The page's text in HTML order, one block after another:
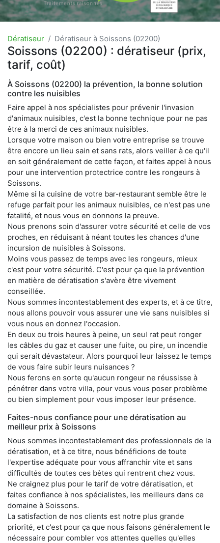
Dératiseur Dératiseur à Soissons (02200)
Soissons (02200) : dératiseur (prix,
tarif, coût)
À Soissons (02200) la prévention, la bonne solution
contre les nuisibles
Faire appel à nos spécialistes pour prévenir l'invasion
d'animaux nuisibles, c'est la bonne technique pour ne pas
être à la merci de ces animaux nuisibles.
Lorsque votre maison ou bien votre entreprise se trouve
être encore un lieu sain et sans rats, alors veiller à ce qu'il
en soit généralement de cette façon, et faites appel à nous
pour une intervention protectrice contre les rongeurs à
Soissons.
Même si la cuisine de votre bar-restaurant semble être le
refuge parfait pour les animaux nuisibles, ce n'est pas une
fatalité, et nous vous en donnons la preuve.
Nous prenons soin d'assurer votre sécurité et celle de vos
proches, en réduisant à néant toutes les chances d'une
incursion de nuisibles à Soissons.
Moins vous passez de temps avec les rongeurs, mieux
c'est pour votre sécurité. C'est pour ça que la prévention
en matière de dératisation s'avère être vivement
conseillée.
Nous sommes incontestablement des experts, et à ce titre,
nous allons pouvoir vous assurer une vie sans nuisibles si
vous nous en donnez l'occasion.
En deux ou trois heures à peine, un seul rat peut ronger
les câbles du gaz et causer une fuite, ou pire, un incendie
qui serait dévastateur. Alors pourquoi leur laissez le temps
de vous faire subir leurs nuisances ?
Nous ferons en sorte qu'aucun rongeur ne réussisse à
pénétrer dans votre villa, pour vous vous poser problème
ou bien simplement pour vous imposer leur présence.
Faites-nous confiance pour une dératisation au
meilleur prix à Soissons
Nous sommes incontestablement des professionnels de la
dératisation, et à ce titre, nous bénéficions de toute
l'expertise adéquate pour vous affranchir vite et sans
difficultés de toutes ces bêtes qui rentrent chez vous.
Ne craignez plus pour le tarif de votre dératisation, et
faites confiance à nos spécialistes, les meilleurs dans ce
domaine à Soissons.
La satisfaction de nos clients est notre plus grande
priorité, et c'est pour ça que nous faisons généralement le
nécessaire pour combler vos attentes quelles qu'elles